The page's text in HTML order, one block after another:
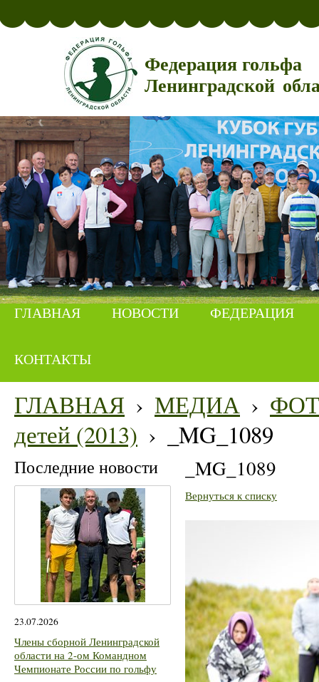
Федерация гольфа
Ленинградской
ГЛАВНАЯ НОВОСТИ ФЕДЕРАЦИЯ
КОНТАКТЫ
ГЛАВНАЯ › МЕДИА ›
детей (2013) › _MG_1089
Последние новости
23.07.2026
Члены сборной Ленинградской
области на 2-ом Командном
Чемпионате России по гольфу
_MG_1089
Вернуться к списку